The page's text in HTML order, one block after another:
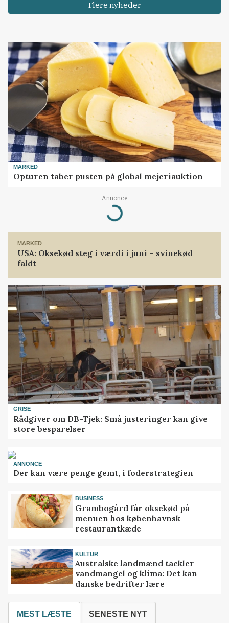
Flere nyheder
MARKED
Opturen taber pusten på global mejeriauktion
Annonce
Loading...
MARKED
USA: Oksekød steg i værdi i juni – svinekød
faldt
GRISE
Rådgiver om DB-Tjek: Små justeringer kan give
store besparelser
ANNONCE
Der kan være penge gemt, i foderstrategien
BUSINESS
Grambogård får oksekød på
menuen hos københavnsk
restaurantkæde
KULTUR
Australske landmænd tackler
vandmangel og klima: Det kan
danske bedrifter lære
MEST LÆSTE SENESTE NYT